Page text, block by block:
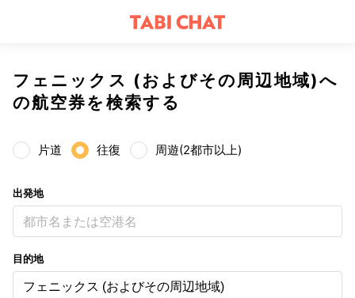
フェニックス (およびその周辺地域)へ
の航空券を検索する
片道 往復 周遊(2都市以上)
出発地
都市名または空港名
目的地
フェニックス (およびその周辺地域)